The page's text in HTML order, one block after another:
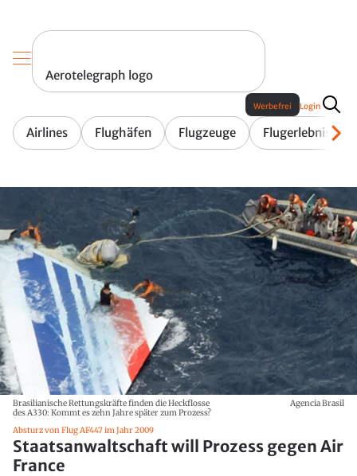
Aerotelegraph logo
Airlines Flughäfen Flugzeuge Flugerlebnis
Werbefrei Login
Brasilianische Rettungskräfte finden die Heckflosse
des A330: Kommt es zehn Jahre später zum Prozess?
Agencia Brasil
Absturz von Flug AF447 im Jahr 2009
Staatsanwaltschaft will Prozess gegen Air
France